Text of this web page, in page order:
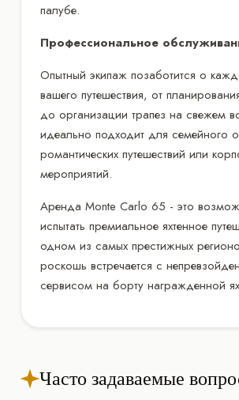
палубе.
Профессиональное
Опытный экипаж позаботится о
вашего путешествия, от
до организации трапез на свежем
идеально подходит для семейного
романтических путешествий или
мероприятий.
Аренда Monte Carlo 65 - это
испытать премиальное яхтенное
одном из самых престижных
роскошь встречается с
сервисом на борту награжденной
Часто задаваемые